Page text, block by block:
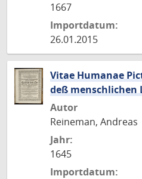
1667
Importdatum:
26.01.2015
Vitae Humanae
deß menschlichen
Autor
Reineman, Andreas
Jahr:
1645
Importdatum: